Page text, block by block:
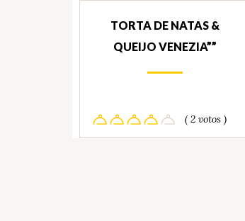
TORTA DE NATAS &
QUEIJO VENEZIA””
( 2 votos )